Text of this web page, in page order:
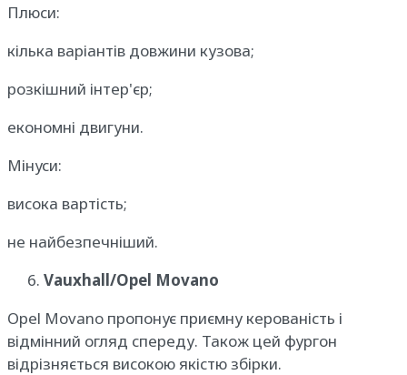
Плюси:
кілька варіантів довжини кузова;
розкішний інтер'єр;
економні двигуни.
Мінуси:
висока вартість;
не найбезпечніший.
Vauxhall/Opel Movano
Opel Movano пропонує приємну керованість і
відмінний огляд спереду. Також цей фургон
відрізняється високою якістю збірки.